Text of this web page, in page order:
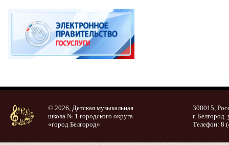
© 2026, Детская музыкальная
школа № 1 городского округа
«город Белгород»
308015,
г. Белгород.
Телефон: 8